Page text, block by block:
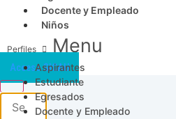
Docente y Empleado
Niños
Menu
Aspirantes
Estudiante
Egresados
Docente y Empleado
Acceso SICAU